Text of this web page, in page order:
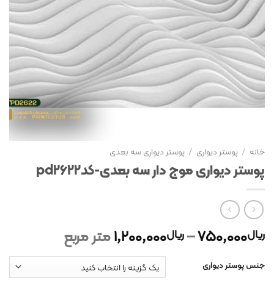
خانه / پوستر دیواری / پوستر دیواری سه بعدی
پوستر دیواری موج دار سه بعدی-کدpd2622
ریال750,000
–ریال1,200,000متر مربع
جنس پوستر دیواری